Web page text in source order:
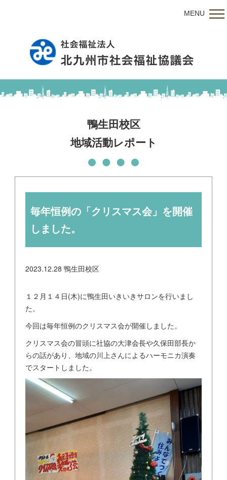
MENU
鴨生田校区
地域活動レポート
毎年恒例の「クリスマス会」を開催
しました。
2023.12.28 鴨生田校区
１２月１４日(木)に鴨生田いきいきサロンを行いまし
た。
今回は毎年恒例のクリスマス会が開催しました。
クリスマス会の冒頭に社協の大津会長や久保田部長か
らの話があり、地域の川上さんによるハーモニカ演奏
でスタートしました。